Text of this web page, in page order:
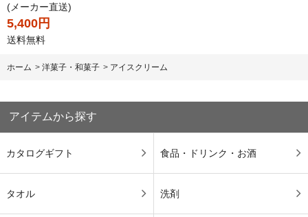
(メーカー直送)
5,400円
送料無料
ホーム > 洋菓子・和菓子 > アイスクリーム
アイテムから探す
カタログギフト 食品・ドリンク・お酒
タオル 洗剤